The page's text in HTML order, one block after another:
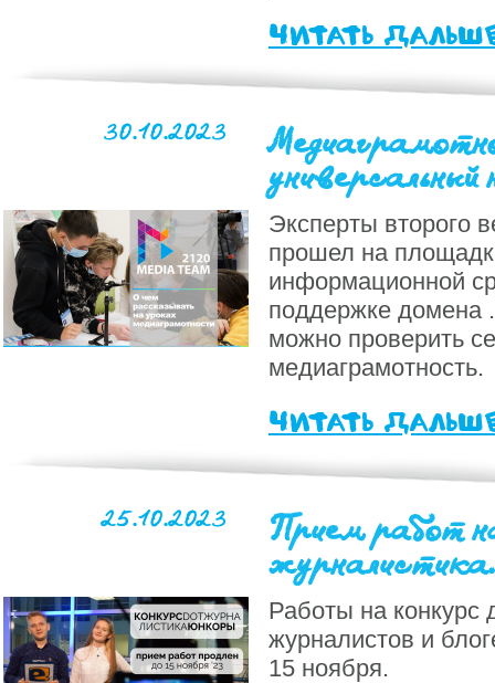
читать
30.10.2023
Эксперты второго
прошел на
информационной
поддержке домена
можно проверить
медиаграмотность.
читать
25.10.2023
Прием работ
Работы на
журналистов и
15 ноября.